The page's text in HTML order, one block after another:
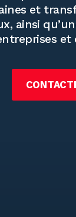
et
ainsi
et